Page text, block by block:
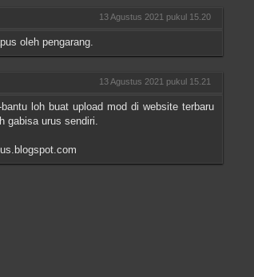
13 Agustus 2021 pukul 15.20
oleh pengarang.
13 Agustus 2021 pukul 15.21
loh buat upload mod di website terbaru
gabisa urus sendiri.